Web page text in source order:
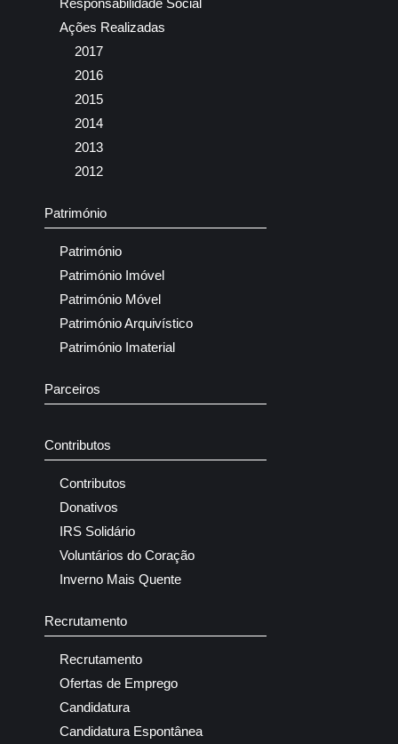
Ações Realizadas
2017
2016
2015
2014
2013
2012
Património
Património
Património Imóvel
Património Móvel
Património Arquivístico
Património Imaterial
Parceiros
Contributos
Contributos
Donativos
IRS Solidário
Voluntários do Coração
Inverno Mais Quente
Recrutamento
Recrutamento
Ofertas de Emprego
Candidatura
Candidatura Espontânea